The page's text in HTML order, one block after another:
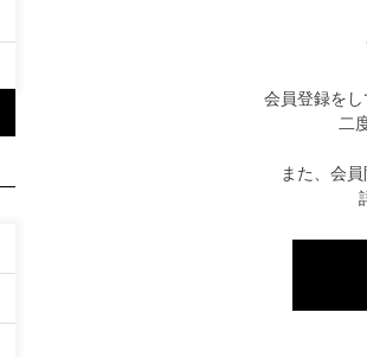
CATEGORY
会員登録をし
二
また、会